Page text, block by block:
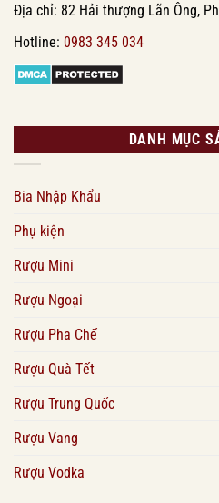
Địa chỉ: 82 Hải thượng Lãn Ông,
Hotline: 0983 345 034
DANH MỤC
Bia Nhập Khẩu
Phụ kiện
Rượu Mini
Rượu Ngoại
Rượu Pha Chế
Rượu Quà Tết
Rượu Trung Quốc
Rượu Vang
Rượu Vodka